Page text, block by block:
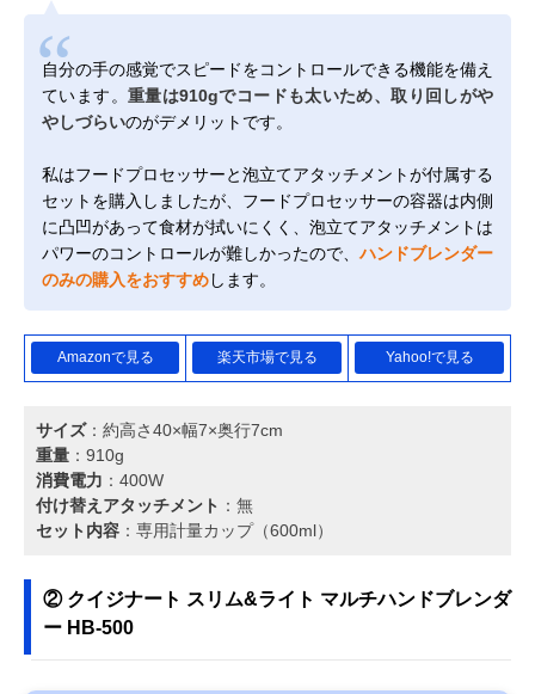
自分の手の感覚でスピードをコントロールできる機能を備え
ています。 重量は910gでコードも太いため、取り回しがや
やしづらいのがデメリットです。
私はフードプロセッサーと泡立てアタッチメントが付属する
セットを購入しましたが、フードプロセッサーの容器は内側
に凸凹があって食材が拭いにくく、泡立てアタッチメントは
パワーのコントロールが難しかったので、ハンドブレンダー
のみの購入をおすすめします。
Amazonで見る 楽天市場で見る Yahoo!で見る
サイズ：約高さ40×幅7×奥行7cm
重量 ：910g
消費電力 ：400W
付け替えアタッチメント ：無
セット内容 ：専用計量カップ（600ml）
② クイジナート スリム&ライト マルチハンドブレンダ
ー HB-500